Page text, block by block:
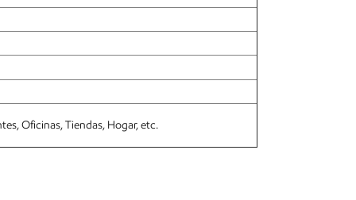
Oficinas, Tiendas, Hogar, etc.